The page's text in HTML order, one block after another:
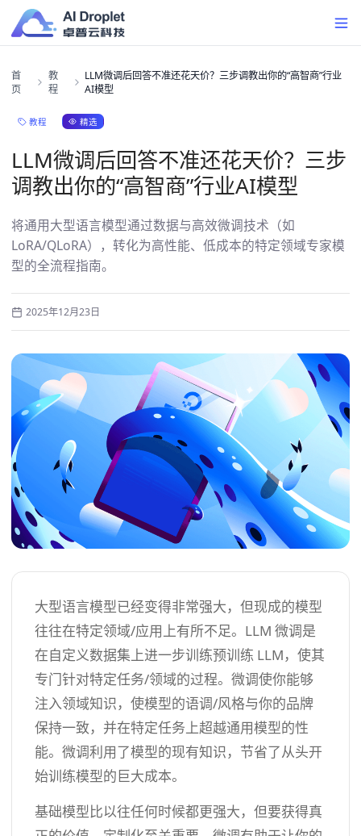
首
页
教
程
LLM微调后回答不准还花天价？三步调教出你的“高智商”行业
AI模型
教程 精选
LLM微调后回答不准还花天价？三步
调教出你的“高智商”行业AI模型
将通用大型语言模型通过数据与高效微调技术（如
LoRA/QLoRA），转化为高性能、低成本的特定领域专家模
型的全流程指南。
2025年12月23日
大型语言模型已经变得非常强大，但现成的模型
往往在特定领域/应用上有所不足。LLM 微调是
在自定义数据集上进一步训练预训练 LLM，使其
专门针对特定任务/领域的过程。微调使你能够
注入领域知识，使模型的语调/风格与你的品牌
保持一致，并在特定任务上超越通用模型的性
能。微调利用了模型的现有知识，节省了从头开
始训练模型的巨大成本。
基础模型比以往任何时候都更强大，但要获得真